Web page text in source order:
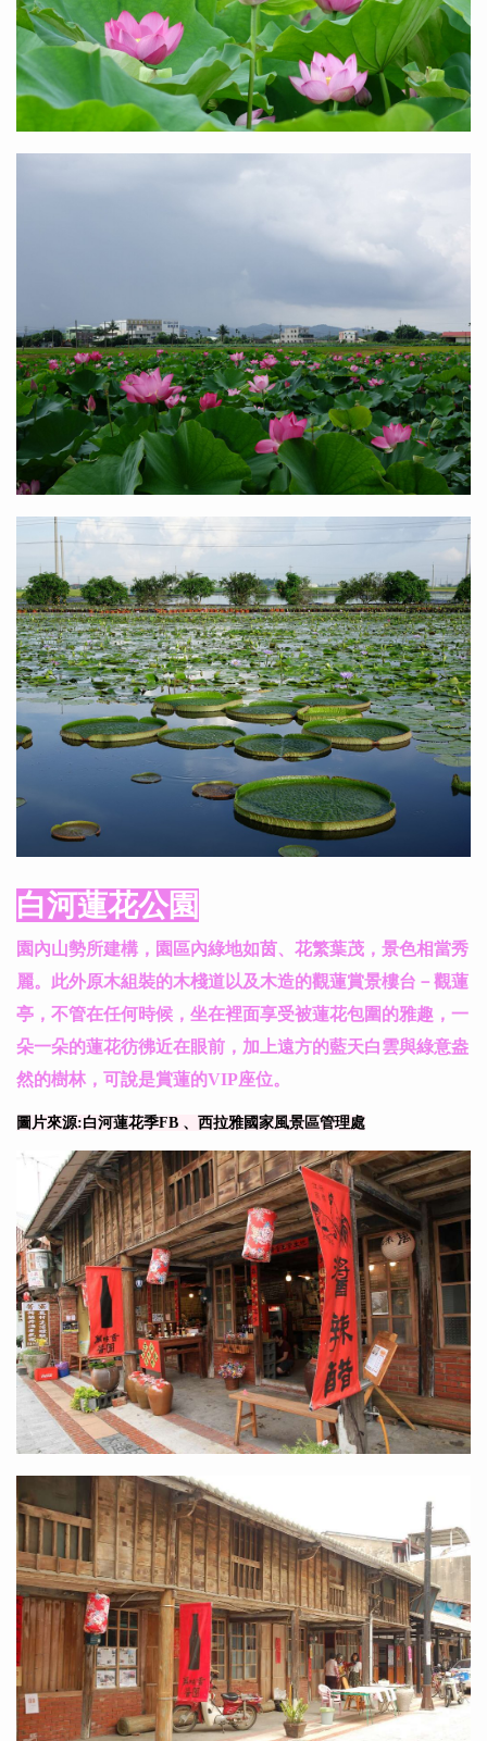
白河蓮花公園
園內山勢所建構，園區內綠地如茵、花繁葉茂，景色相當秀
麗。此外原木組裝的木棧道以及木造的觀蓮賞景樓台－觀蓮
亭，不管在任何時候，坐在裡面享受被蓮花包圍的雅趣，一
朵一朵的蓮花彷彿近在眼前，加上遠方的藍天白雲與綠意盎
然的樹林，可說是賞蓮的VIP座位。
圖片來源:白河蓮花季FB 、西拉雅國家風景區管理處